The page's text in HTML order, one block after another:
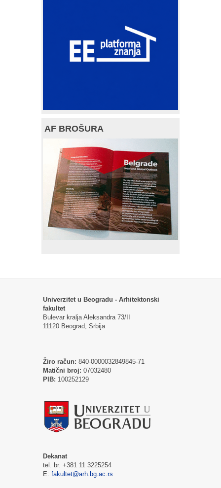
AF BROŠURA
Univerzitet u Beogradu - Arhitektonski
fakultet
Bulevar kralja Aleksandra 73/II
11120 Beograd, Srbija
Žiro račun: 840-0000032849845-71
Matični broj: 07032480
PIB: 100252129
Dekanat
tel. br. +381 11 3225254
E: fakultet@arh.bg.ac.rs